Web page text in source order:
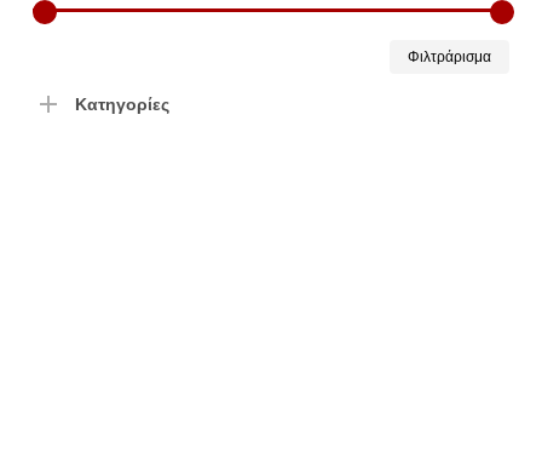
Φιλτράρισμα
Κατηγορίες